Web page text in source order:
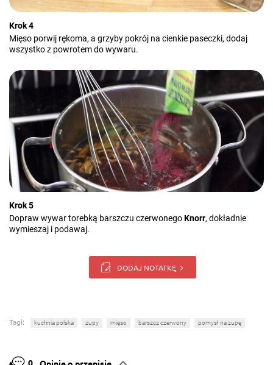
Krok 4
Mięso porwij rękoma, a grzyby pokrój na cienkie paseczki, dodaj
wszystko z powrotem do wywaru.
Krok 5
Dopraw wywar torebką barszczu czerwonegoKnorr, dokładnie
wymieszaj i podawaj.
DODAJ NOTATKĘ
Tagi: kuchnia polska zupy mięso barszcz czerwony pomysł na zupę
0